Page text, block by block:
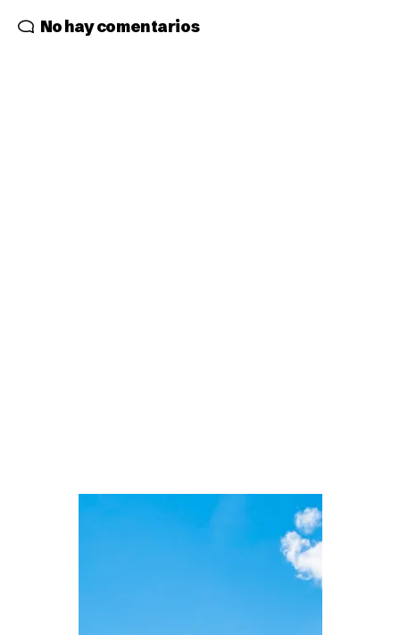
No hay comentarios